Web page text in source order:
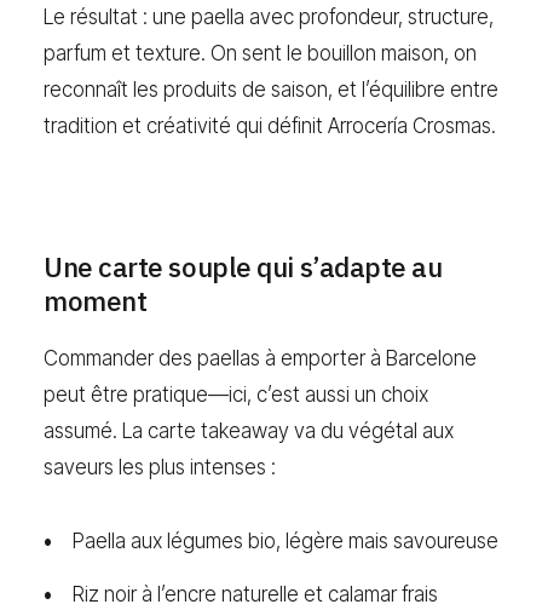
Le résultat : une paella avec profondeur, structure,
parfum et texture. On sent le bouillon maison, on
reconnaît les produits de saison, et l’équilibre entre
tradition et créativité qui définit Arrocería Crosmas.
Une carte souple qui s’adapte au
moment
Commander des paellas à emporter à Barcelone
peut être pratique—ici, c’est aussi un choix
assumé. La carte takeaway va du végétal aux
saveurs les plus intenses :
Paella aux légumes bio, légère mais savoureuse
Riz noir à l’encre naturelle et calamar frais